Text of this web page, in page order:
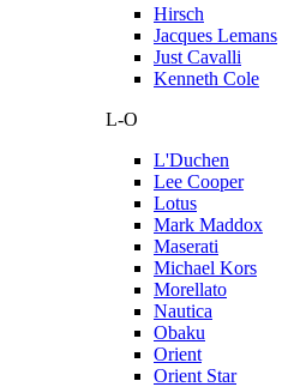
Hirsch
Jacques Lemans
Just Cavalli
Kenneth Cole
L-O
L'Duchen
Lee Cooper
Lotus
Mark Maddox
Maserati
Michael Kors
Morellato
Nautica
Obaku
Orient
Orient Star